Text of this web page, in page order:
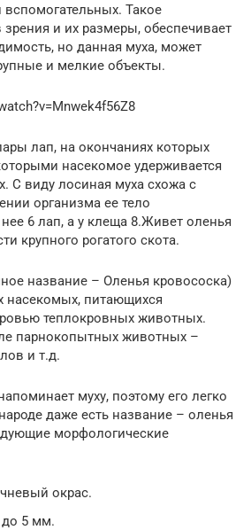
вспомогательных. Такое
зрения и их размеры, обеспечивает
но данная муха, может
и мелкие объекты.
лап, на окончаниях которых
насекомое удерживается
С виду лосиная муха схожа с
организма ее тело
6 лап, а у клеща 8.Живет оленья
крупного рогатого скота.
название – Оленья кровососка)
насекомых, питающихся
теплокровных животных.
парнокопытных животных –
и т.д.
муху, поэтому его легко
даже есть название – оленья
морфологические
окрас.
до 5 мм.